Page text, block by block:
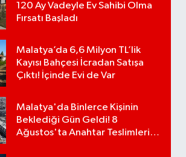
120 Ay Vadeyle Ev Sahibi Olma
Fırsatı Başladı
Malatya’da 6,6 Milyon TL’lik
Kayısı Bahçesi İcradan Satışa
Çıktı! İçinde Evi de Var
Malatya'da Binlerce Kişinin
Beklediği Gün Geldi! 8
Ağustos'ta Anahtar Teslimleri